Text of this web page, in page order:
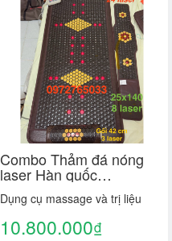
Combo Thảm đá nóng
laser Hàn quốc
80x190cm kèm Gối và
Đai Đá HAPPY LIFE
Dụng cụ massage và trị liệu
10.800.000₫